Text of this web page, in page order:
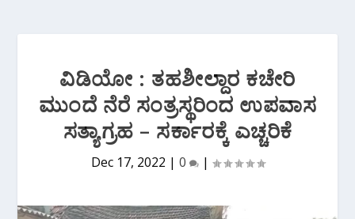
ವಿಡಿಯೋ : ತಹಶೀಲ್ದಾರ ಕಚೇರಿ
ಮುಂದೆ ನೆರೆ ಸಂತ್ರಸ್ಥರಿಂದ ಉಪವಾಸ
ಸತ್ಯಾಗ್ರಹ – ಸರ್ಕಾರಕ್ಕೆ ಎಚ್ಚರಿಕೆ
Dec 17, 2022 | 0 |